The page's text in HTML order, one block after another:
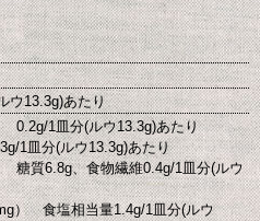
ウ13.3g)あたり
0.2g/1皿分(ルウ13.3g)あたり
1皿分(ルウ13.3g)あたり
糖質6.8g、食物繊維0.4g/1皿分(ルウ
） 食塩相当量1.4g/1皿分(ルウ